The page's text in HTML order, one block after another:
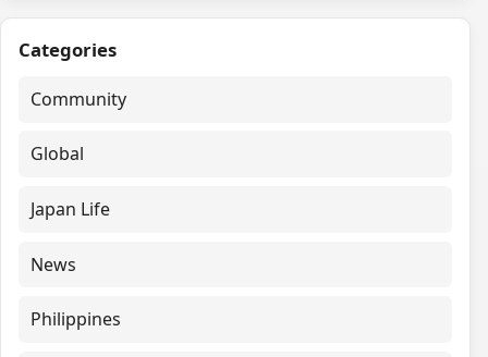
Categories
Community
Global
Japan Life
News
Philippines